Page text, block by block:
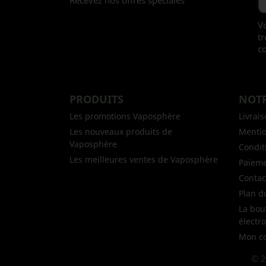
PRODUITS
Les promotions Vaposphère
Les nouveaux produits de
Vaposphère
Les meilleures ventes de Vaposphère
Plan
La
Mon
©